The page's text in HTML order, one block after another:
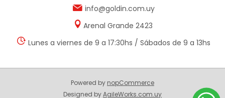
info@goldin.com.uy
Arenal Grande 2423
Lunes a viernes de 9 a 17:30hs / Sábados de 9 a 13hs
Powered by nopCommerce
Designed byAgileWorks.com.uy